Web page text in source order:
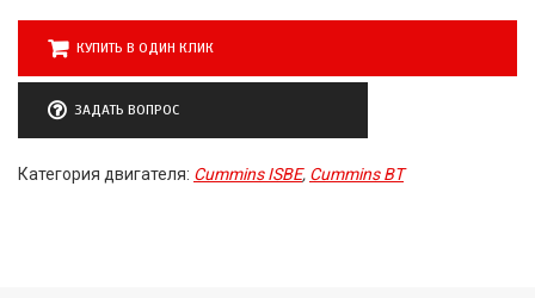
КУПИТЬ В ОДИН КЛИК
ЗАДАТЬ ВОПРОС
Категория двигателя: Cummins ISBE, Cummins BT